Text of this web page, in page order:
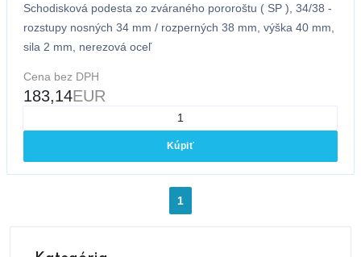
Schodisková podesta zo zváraného pororoštu ( SP ), 34/38 -
rozstupy nosných 34 mm / rozperných 38 mm, výška 40 mm,
sila 2 mm, nerezová oceľ
Cena bez DPH
183,14EUR
Kúpiť
1